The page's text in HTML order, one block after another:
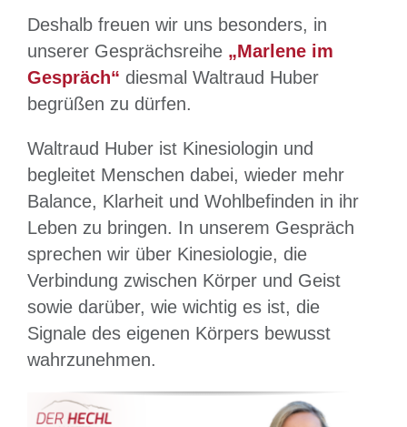
Deshalb freuen wir uns besonders, in
unserer Gesprächsreihe „Marlene im
Gespräch“ diesmal Waltraud Huber
begrüßen zu dürfen.
Waltraud Huber ist Kinesiologin und
begleitet Menschen dabei, wieder mehr
Balance, Klarheit und Wohlbefinden in ihr
Leben zu bringen. In unserem Gespräch
sprechen wir über Kinesiologie, die
Verbindung zwischen Körper und Geist
sowie darüber, wie wichtig es ist, die
Signale des eigenen Körpers bewusst
wahrzunehmen.